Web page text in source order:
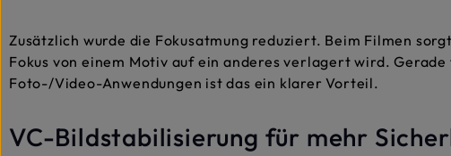
Zusätzlich wurde die Fokusatmung reduziert. Beim Filmen
Fokus von einem Motiv auf ein anderes verlagert wird.
Foto-/Video-Anwendungen ist das ein klarer Vorteil.
VC-Bildstabilisierung für mehr